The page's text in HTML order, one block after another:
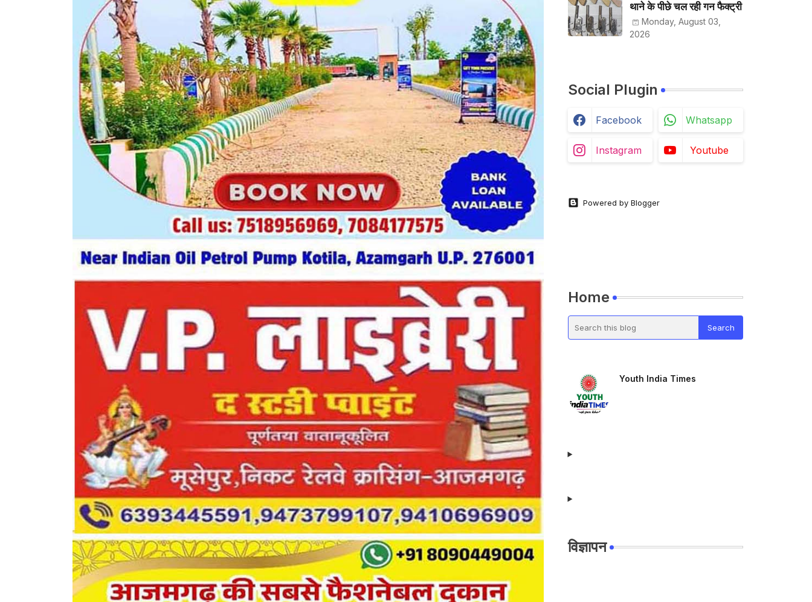
थाने के पीछे चल रही गन फैक्ट्री
Monday, August 03,
2026
Social Plugin
Facebook Whatsapp
Instagram Youtube
Powered by Blogger
Home
Youth India Times
विज्ञापन